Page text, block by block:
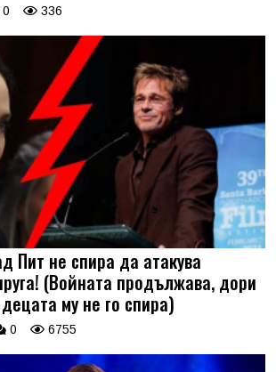
0 336
Пит не спира да атакува
(Войната продължава, дори
му не го спира)
0 6755